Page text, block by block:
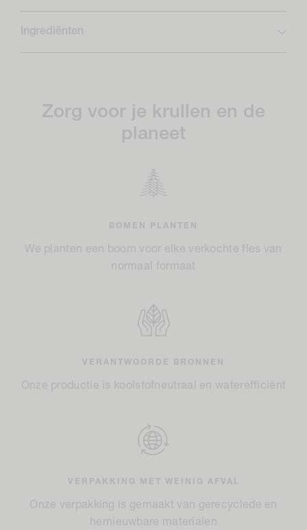
Ingrediënten
Zorg voor je krullen en de
planeet
BOMEN PLANTEN
We planten een boom voor elke verkochte fles van
normaal formaat
VERANTWOORDE BRONNEN
Onze productie is koolstofneutraal en waterefficiënt
VERPAKKING MET WEINIG AFVAL
Onze verpakking is gemaakt van gerecyclede en
hernieuwbare materialen